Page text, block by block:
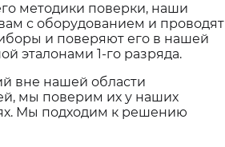
методики поверки, наши
с оборудованием и проводят
и поверяют его в нашей
эталонами 1-го разряда.
вне нашей области
мы поверим их у наших
Мы подходим к решению